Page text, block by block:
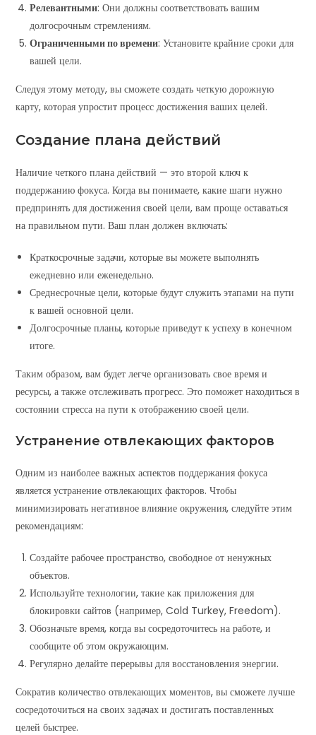
Релевантными: Они должны соответствовать вашим
долгосрочным стремлениям.
Ограниченными по времени: Установите крайние сроки для
вашей цели.
Следуя этому методу, вы сможете создать четкую дорожную
карту, которая упростит процесс достижения ваших целей.
Создание плана действий
Наличие четкого плана действий — это второй ключ к
поддержанию фокуса. Когда вы понимаете, какие шаги нужно
предпринять для достижения своей цели, вам проще оставаться
на правильном пути. Ваш план должен включать:
Краткосрочные задачи, которые вы можете выполнять
ежедневно или еженедельно.
Среднесрочные цели, которые будут служить этапами на пути
к вашей основной цели.
Долгосрочные планы, которые приведут к успеху в конечном
итоге.
Таким образом, вам будет легче организовать свое время и
ресурсы, а также отслеживать прогресс. Это поможет находиться в
состоянии стресса на пути к отображению своей цели.
Устранение отвлекающих факторов
Одним из наиболее важных аспектов поддержания фокуса
является устранение отвлекающих факторов. Чтобы
минимизировать негативное влияние окружения, следуйте этим
рекомендациям:
Создайте рабочее пространство, свободное от ненужных
объектов.
Используйте технологии, такие как приложения для
блокировки сайтов (например, Cold Turkey, Freedom).
Обозначьте время, когда вы сосредоточитесь на работе, и
сообщите об этом окружающим.
Регулярно делайте перерывы для восстановления энергии.
Сократив количество отвлекающих моментов, вы сможете лучше
сосредоточиться на своих задачах и достигать поставленных
целей быстрее.